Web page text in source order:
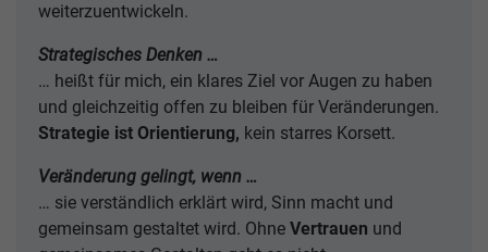
weiterzuentwickeln.
Strategisches Denken …
… heißt für mich, ein klares Ziel vor Augen zu haben
und gleichzeitig offen zu bleiben für Veränderungen.
Strategie ist Orientierung, kein starres Korsett.
Veränderung gelingt, wenn …
… sie verständlich erklärt wird, Sinn macht und
gemeinsam gestaltet wird. Ohne Vertrauen und